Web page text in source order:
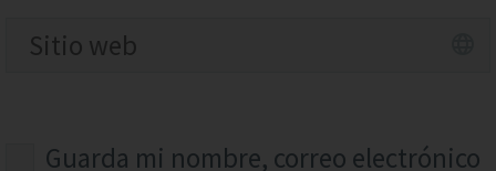
Guarda mi nombre, correo electrónico